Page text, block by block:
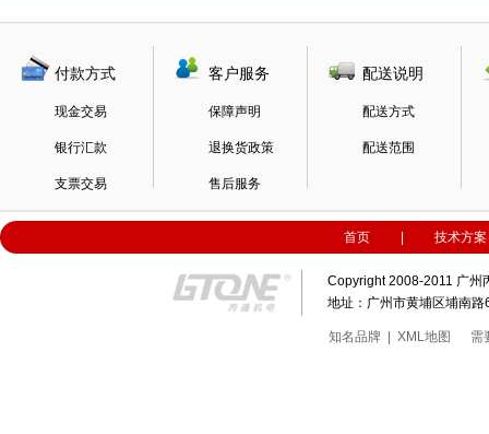
付款方式
现金交易
银行汇款
支票交易
客户服务
保障声明
退换货政策
售后服务
配送说明
配送方式
配送范围
首页 技术方案
Copyright 2008-2011 广州
地址：广州市黄埔区埔南
知名品牌 XML地图 需